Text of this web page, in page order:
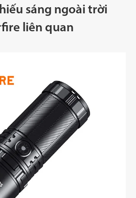
sáng ngoài trời
liên quan